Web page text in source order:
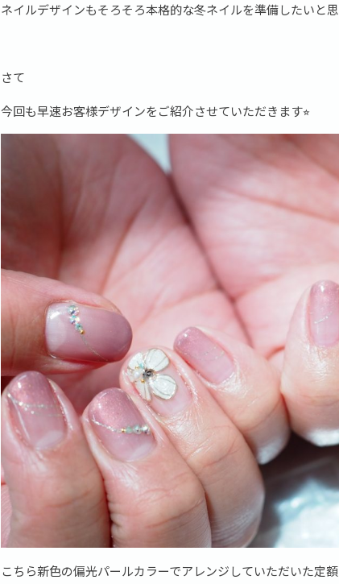
ネイルデザインもそろそろ本格的な冬ネイルを準備したいと思
さて
今回も早速お客様デザインをご紹介させていただきます⭐︎
こちら新色の偏光パールカラーでアレンジしていただいた定